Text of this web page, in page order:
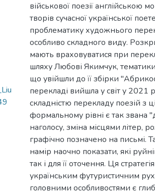
військової поезії англійською
творів сучасної української
проблематику художнього
особливо складного виду.
мають враховуватися при
шляху Любові Якимчук, тематики
що увійшли до її збірки
перекладі вийшла у світ у
складністю перекладу поезій з
формальному рівні є так звана
наголосу, зміна місцями літер,
графічно позначено на письмі.
намір наочно показати, які
так і для її оточення. Ця
українським футуристичним
головними особливостями є